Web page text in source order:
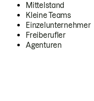
Mittelstand
Kleine Teams
Einzelunternehmer
Freiberufler
Agenturen